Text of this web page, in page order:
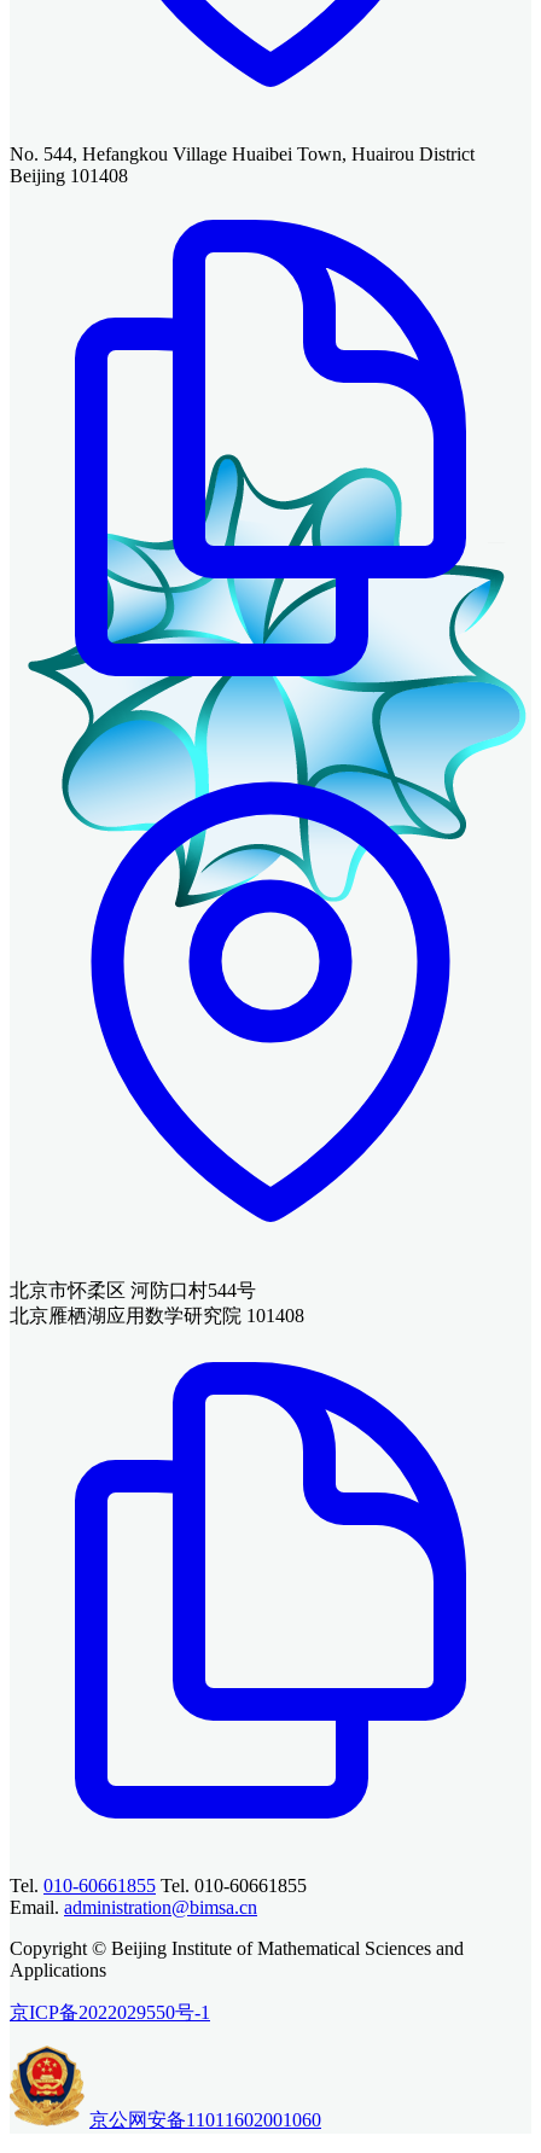
No. 544, Hefangkou Village Huaibei Town, Huairou District
Beijing 101408
北京市怀柔区 河防口村544号
北京雁栖湖应用数学研究院 101408
Tel. 010-60661855 Tel. 010-60661855
Email. administration@bimsa.cn
Copyright © Beijing Institute of Mathematical Sciences and
Applications
京ICP备2022029550号-1
京公网安备11011602001060